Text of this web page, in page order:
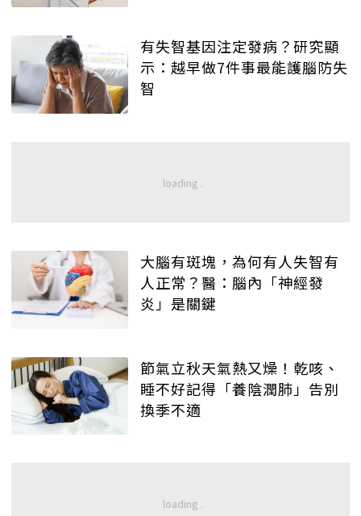
有失智基因注定發病？研究顯
示：越早做7件事最能護腦防失
智
大腦有斑塊，為何有人失智有
人正常？醫：腦內「神經發
炎」是關鍵
節氣立秋天氣熱又燥！乾咳、
睡不好記得「養陰潤肺」告別
換季不適